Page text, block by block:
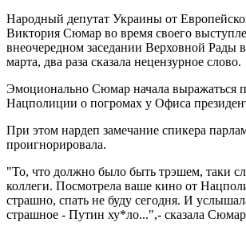
Народный депутат Украины от
Виктория Сюмар во время своего
внеочередном заседании Верховной Рады
марта, два раза сказала нецензурное слово.
Эмоционально Сюмар начала выражаться
Нацполиции о погромах у Офиса
При этом нардеп замечание спикера
проигнорировала.
"То, что должно было быть трэшем, таки
коллеги. Посмотрела ваше кино от
страшно, спать не буду сегодня. И
страшное - Путин ху*ло...",- сказала